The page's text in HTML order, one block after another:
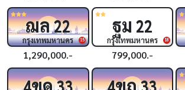
15
ฌล22
กรุงเทพมหานคร
1,290,000.-
18
ฐม 22
กรุงเทพมหานคร
799,000.-
ขด ขถ